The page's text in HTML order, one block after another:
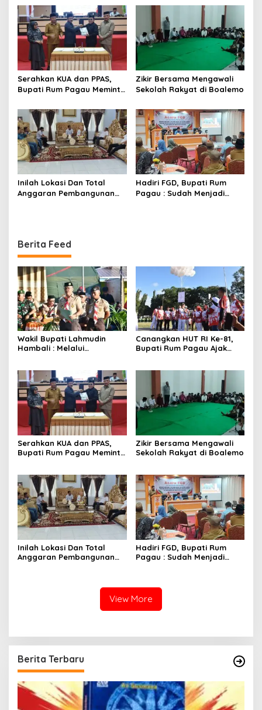
Melaksanakan Perkemahan
Pramuka
Serahkan KUA dan PPAS,
Bupati Rum Pagau Meminta
Zikir Bersama Mengawali
Sekolah Rakyat di Boalemo
Inilah Lokasi Dan Total
Anggaran Pembangunan
Hadiri FGD, Bupati Rum
Pagau : Sudah Menjadi
Berita Feed
Wakil Bupati Lahmudin
Hambali : Melalui
Pramuka
Canangkan HUT RI Ke-81,
Bupati Rum Pagau Ajak
Serahkan KUA dan PPAS,
Bupati Rum Pagau Meminta
Zikir Bersama Mengawali
Sekolah Rakyat di Boalemo
Inilah Lokasi Dan Total
Anggaran Pembangunan
Hadiri FGD, Bupati Rum
Pagau : Sudah Menjadi
View More
Berita Terbaru